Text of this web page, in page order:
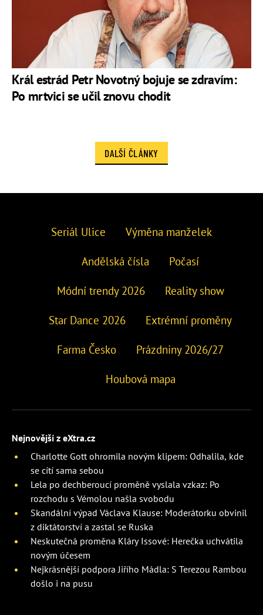
Král estrád Petr Novotný bojuje se zdravím:
Po mrtvici se učil znovu chodit
DALŠÍ ČLÁNKY
Seriál Ulice Výměna manželek
Andělská čísla Počasí
Módní trendy 2026 Reality show
Star Dance 2026 Extrémní proměny
Farma Česko Prázdniny 2026/27
Houbová mapa
Nejnovější z eXtra.cz
Charlotte Gott ohromila novým klipem: Odhalila, kde
se cítí sama sebou
Lela po dechberoucí proměně vyslala vzkaz: Po
rozchodu s Vémolou našla svobodu
Skandální výpad Václava Klause: Moderátorku obvinil
z diktátorství a zastal se Ruska
Neskutečná proměna Kláry Issové: Herečka uchvátila
novým účesem
Nejkrásnější podpora Jiřího Mádla: S Terezou Rambou
došlo i na pusu